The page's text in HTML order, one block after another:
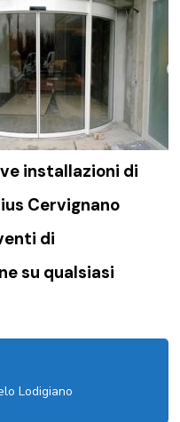
installazioni di
Cervignano
di
su qualsiasi
Lodigiano